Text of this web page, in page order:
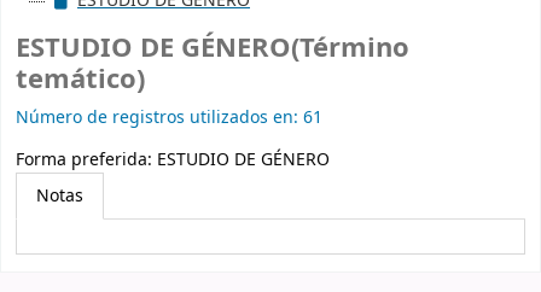
ESTUDIO DE GÉNERO(Término
temático)
Número de registros utilizados en: 61
Forma preferida: ESTUDIO DE GÉNERO
Notas